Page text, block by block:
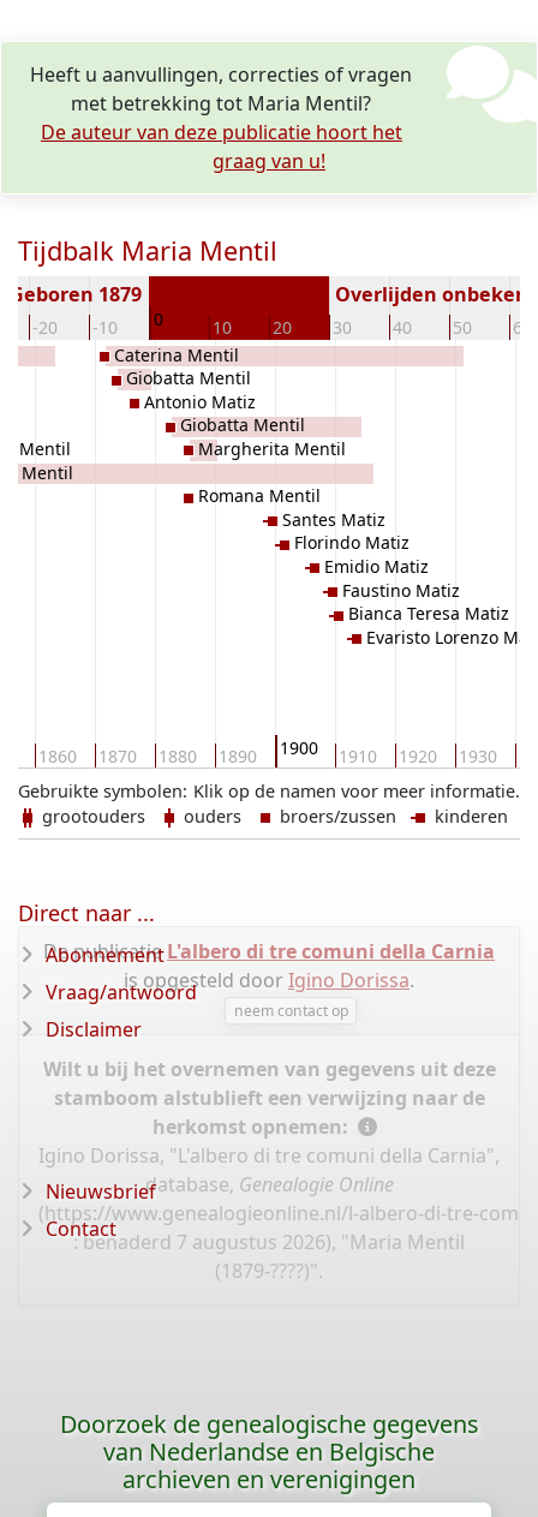
Heeft u aanvullingen, correcties of vragen
met betrekking tot Maria Mentil?
De auteur van deze publicatie hoort het
graag van u!
Tijdbalk Maria Mentil
-20 -10 0 10 20 30 40 50 60
Geboren 1879 Overlijden
1860 1870 1880 1890 1900 1910 1920 1930
Mentil
Mentil
Caterina Mentil
Giobatta Mentil
Antonio Matiz
Giobatta Mentil
Margherita Mentil
Romana Mentil
Santes Matiz
Florindo Matiz
Emidio Matiz
Faustino Matiz
Bianca Teresa Matiz
Evaristo Lorenzo
Klik op de namen voor meer informatie.
Gebruikte symbolen:
grootouders
ouders broers/zussen kinderen
De publicatieL'albero di tre comuni della Carnia
is opgesteld doorIgino Dorissa.
neem contact op
Wilt u bij het overnemen van gegevens uit deze
stamboom alstublieft een verwijzing naar de
herkomst opnemen:
Igino Dorissa, "L'albero di tre comuni della Carnia",
database, Genealogie Online
(https://www.genealogieonline.nl/l-albero-di-tre-
: benaderd 7 augustus 2026), "Maria Mentil
(1879-????)".
Direct naar ...
Abonnement
Vraag/antwoord
Disclaimer
Nieuwsbrief
Contact
Doorzoek de genealogische gegevens
van Nederlandse en Belgische
archieven en verenigingen